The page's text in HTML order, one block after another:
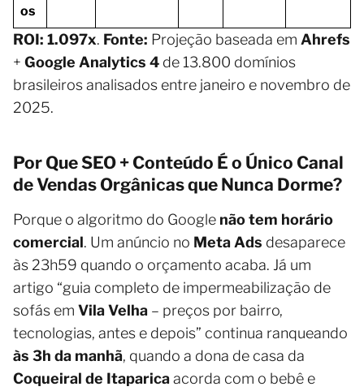
os
ROI: 1.097x. Fonte: Projeção baseada em Ahrefs
+ Google Analytics 4 de 13.800 domínios
brasileiros analisados entre janeiro e novembro de
2025.
Por Que SEO + Conteúdo É o Único Canal
de Vendas Orgânicas que Nunca Dorme?
Porque o algoritmo do Google não tem horário
comercial. Um anúncio no Meta Ads desaparece
às 23h59 quando o orçamento acaba. Já um
artigo “guia completo de impermeabilização de
sofás em Vila Velha – preços por bairro,
tecnologias, antes e depois” continua ranqueando
às 3h da manhã, quando a dona de casa da
Coqueiral de Itaparicaacorda com o bebê e